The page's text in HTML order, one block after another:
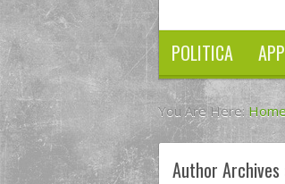
POLITICA
You Are Here:Home
Author Archives